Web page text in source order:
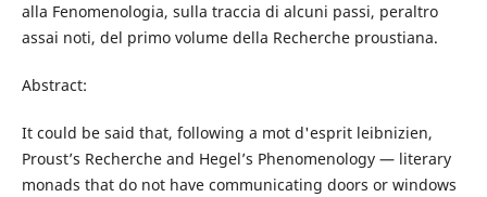
alla Fenomenologia, sulla traccia di alcuni passi, peraltro
assai noti, del primo volume della Recherche proustiana.
Abstract:
It could be said that, following a mot d'esprit leibnizien,
Proust’s Recherche and Hegel’s Phenomenology — literary
monads that do not have communicating doors or windows